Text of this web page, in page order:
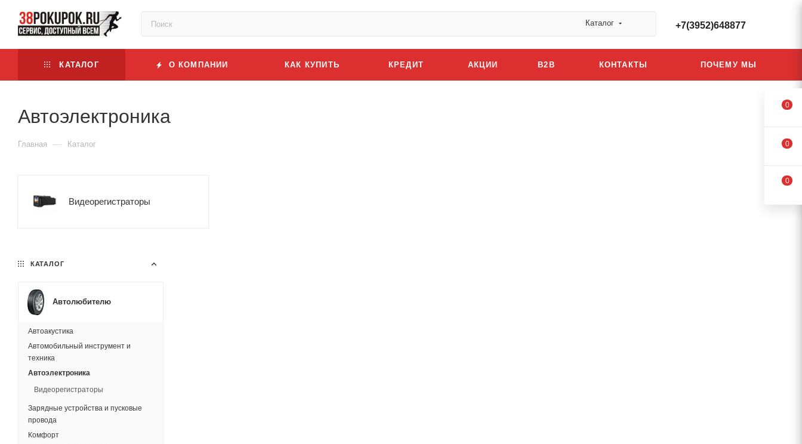
Каталог +7(3952)648877
КАТАЛОГ О КОМПАНИИ КАК КУПИТЬ КРЕДИТ АКЦИИ B2B КОНТАКТЫ ПОЧЕМУ МЫ
Автоэлектроника
Главная — Каталог
Видеорегистраторы
КАТАЛОГ
Автолюбителю
Автоакустика
Автомобильный инструмент и
техника
Автоэлектроника
Видеорегистраторы
Зарядные устройства и пусковые
провода
Комфорт
0
0
0